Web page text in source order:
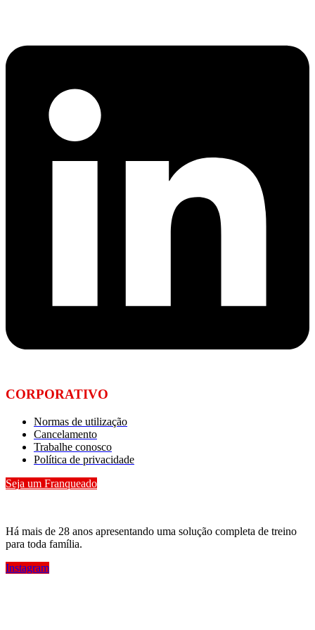
CORPORATIVO
Normas de utilização
Cancelamento
Trabalhe conosco
Política de privacidade
Seja um Franqueado
Há mais de 28 anos apresentando uma solução completa de treino
para toda família.
Instagram